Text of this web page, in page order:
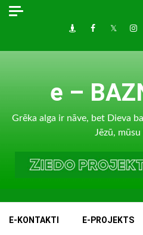
Skip
DraugiemFacebook
Twitter
e –
Grēka alga ir nāve, bet Dieva
Jēzū,
E-KONTAKTI E-PROJEKTS